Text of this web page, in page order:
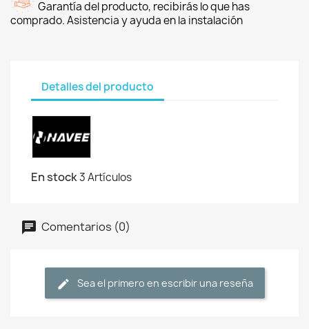
Garantía del producto, recibirás lo que has
comprado. Asistencia y ayuda en la instalación
Detalles del producto
En stock3 Artículos
Comentarios (0)
Sea el primero en escribir una reseña